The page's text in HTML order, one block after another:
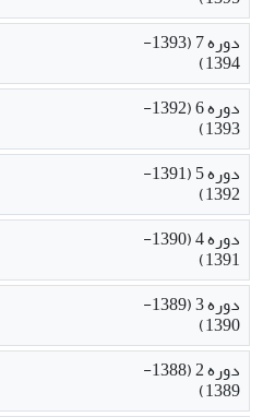
دوره 7 (1393-
1394)
دوره 6 (1392-
1393)
دوره 5 (1391-
1392)
دوره 4 (1390-
1391)
دوره 3 (1389-
1390)
دوره 2 (1388-
1389)